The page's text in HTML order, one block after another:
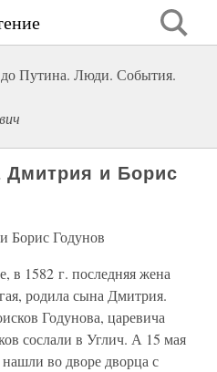
Путина. Люди. События.
Дмитрия и Борис
Борис Годунов
в 1582 г. последняя жена
родила сына Дмитрия.
Годунова, царевича
сослали в Углич. А 15 мая
во дворе дворца с